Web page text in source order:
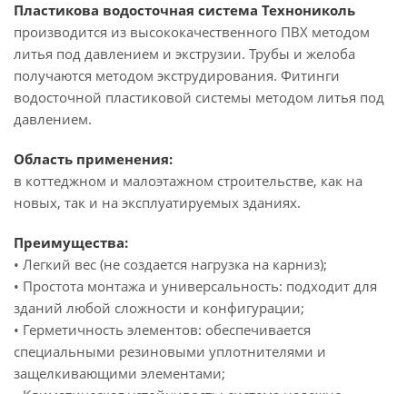
Пластикова водосточная система Технониколь
производится из высококачественного ПВХ методом
литья под давлением и экструзии. Трубы и желоба
получаются методом экструдирования. Фитинги
водосточной пластиковой системы методом литья под
давлением.
Область применения:
в коттеджном и малоэтажном строительстве, как на
новых, так и на эксплуатируемых зданиях.
Преимущества:
• Легкий вес (не создается нагрузка на карниз);
• Простота монтажа и универсальность: подходит для
зданий любой сложности и конфигурации;
• Герметичность элементов: обеспечивается
специальными резиновыми уплотнителями и
защелкивающими элементами;